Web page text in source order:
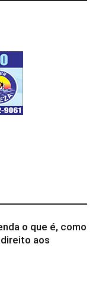
o que é, como
aos